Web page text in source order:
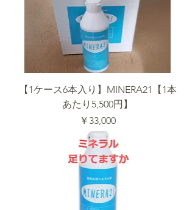
【1ケース6本入り】MINERA21【1本
あたり5,500円】
価格
￥33,000